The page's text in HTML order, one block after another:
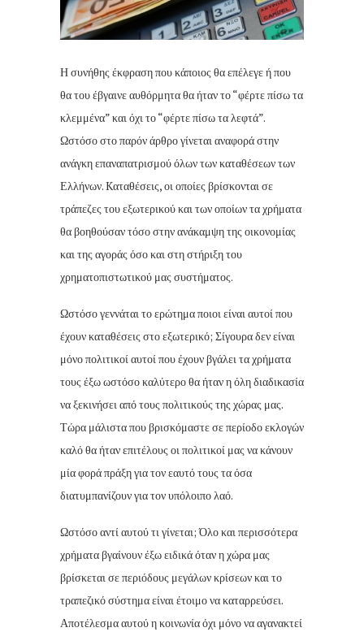
Η συνήθης έκφραση που κάποιος θα επέλεγε ή που
θα του έβγαινε αυθόρμητα θα ήταν το “φέρτε πίσω τα
κλεμμένα” και όχι το “φέρτε πίσω τα λεφτά”.
Ωστόσο στο παρόν άρθρο γίνεται αναφορά στην
ανάγκη επαναπατρισμού όλων των καταθέσεων των
Ελλήνων. Kαταθέσεις, οι οποίες βρίσκονται σε
τράπεζες του εξωτερικού και των οποίων τα χρήματα
θα βοηθούσαν τόσο στην ανάκαμψη της οικονομίας
και της αγοράς όσο και στη στήριξη του
χρηματοπιστωτικού μας συστήματος.
Ωστόσο γεννάται το ερώτημα ποιοι είναι αυτοί που
έχουν καταθέσεις στο εξωτερικό; Σίγουρα δεν είναι
μόνο πολιτικοί αυτοί που έχουν βγάλει τα χρήματα
τους έξω ωστόσο καλύτερο θα ήταν η όλη διαδικασία
να ξεκινήσει από τους πολιτικούς της χώρας μας.
Τώρα μάλιστα που βρισκόμαστε σε περίοδο εκλογών
καλό θα ήταν επιτέλους οι πολιτικοί μας να κάνουν
μία φορά πράξη για τον εαυτό τους τα όσα
διατυμπανίζουν για τον υπόλοιπο λαό.
Ωστόσο αντί αυτού τι γίνεται; Όλο και περισσότερα
χρήματα βγαίνουν έξω ειδικά όταν η χώρα μας
βρίσκεται σε περιόδους μεγάλων κρίσεων και το
τραπεζικό σύστημα είναι έτοιμο να καταρρεύσει.
Αποτέλεσμα αυτού η κοινωνία όχι μόνο να αγανακτεί